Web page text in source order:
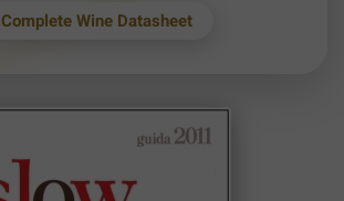
Complete Wine Datasheet